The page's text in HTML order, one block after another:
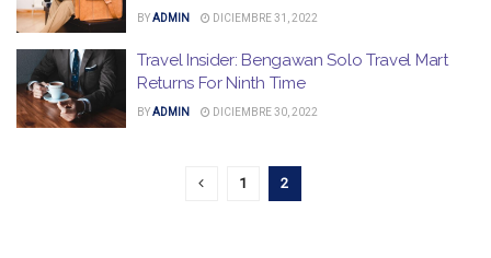
BYADMIN DICIEMBRE 31, 2022
Travel Insider: Bengawan Solo Travel Mart
Returns For Ninth Time
BYADMIN DICIEMBRE 30, 2022
1 2